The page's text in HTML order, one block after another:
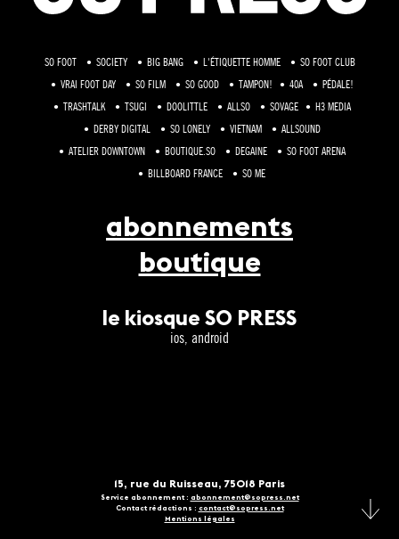
SO FOOT SOCIETY BIG BANG L'ÉTIQUETTE HOMME
SO FOOT CLUB
VRAI FOOT DAY
SO FILM SO GOOD TAMPON! 40A
PÉDALE!
TRASHTALK
TSUGI DOOLITTLE ALLSO SOVAGE
H3 MEDIA
DERBY DIGITAL
SO LONELY VIETNAM
ALLSOUND
ATELIER DOWNTOWN
BOUTIQUE.SO DEGAINE
SO FOOT ARENA
BILLBOARD FRANCE
SO ME
abonnements
boutique
le kiosque SO PRESS
ios, android
15, rue du Ruisseau, 75018 Paris
Service abonnement : abonnement@sopress.net
Contact rédactions : contact@sopress.net
Mentions légales